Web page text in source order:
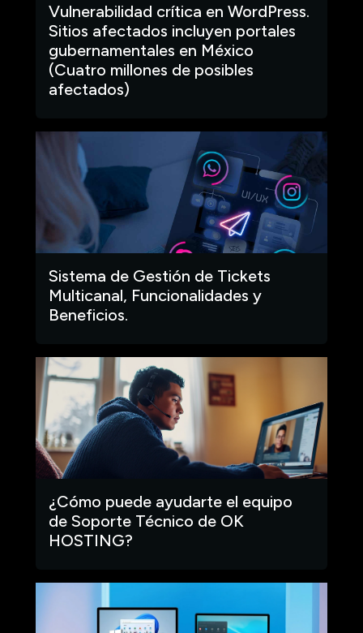
Vulnerabilidad crítica en WordPress.
Sitios afectados incluyen portales
gubernamentales en México
(Cuatro millones de posibles
afectados)
Sistema de Gestión de Tickets
Multicanal, Funcionalidades y
Beneficios.
¿Cómo puede ayudarte el equipo
de Soporte Técnico de OK
HOSTING?